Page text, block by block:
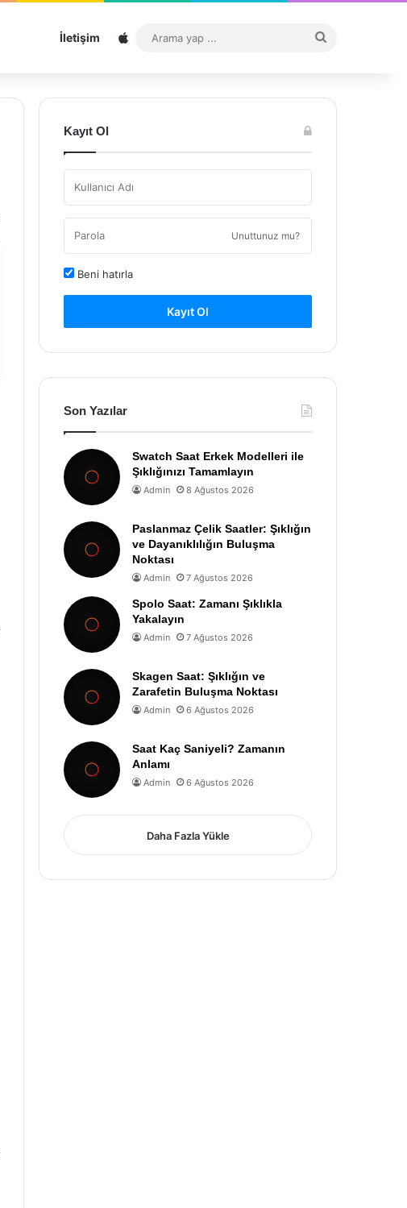
İletişim Sitemap
...
Kayıt Ol
Unuttunuz mu?
Beni hatırla
Kayıt Ol
Son Yazılar
Swatch Saat Erkek Modelleri ile
Şıklığınızı Tamamlayın
Admin 8 Ağustos 2026
Paslanmaz Çelik Saatler: Şıklığın
ve Dayanıklılığın Buluşma
Noktası
Admin 7 Ağustos 2026
Spolo Saat: Zamanı Şıklıkla
Yakalayın
Admin 7 Ağustos 2026
Skagen Saat: Şıklığın ve
Zarafetin Buluşma Noktası
Admin 6 Ağustos 2026
Saat Kaç Saniyeli? Zamanın
Anlamı
Admin 6 Ağustos 2026
Daha Fazla Yükle